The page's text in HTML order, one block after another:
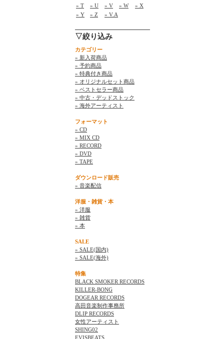
» T
» U » V » W
» X
» Y
» Z » V.A
▽絞り込み
カテゴリー
» 新入荷商品
» 予約商品
» 特典付き商品
» オリジナルセット商品
» ベストセラー商品
» 中古・デッドストック
» 海外アーティスト
フォーマット
» CD
» MIX CD
» RECORD
» DVD
» TAPE
ダウンロード販売
» 音楽配信
洋服・雑貨・本
» 洋服
» 雑貨
» 本
SALE
» SALE(国内)
» SALE(海外)
特集
BLACK SMOKER RECORDS
KILLER-BONG
DOGEAR RECORDS
高田音楽制作事務所
DLIP RECORDS
女性アーティスト
SHING02
EVISBEATS